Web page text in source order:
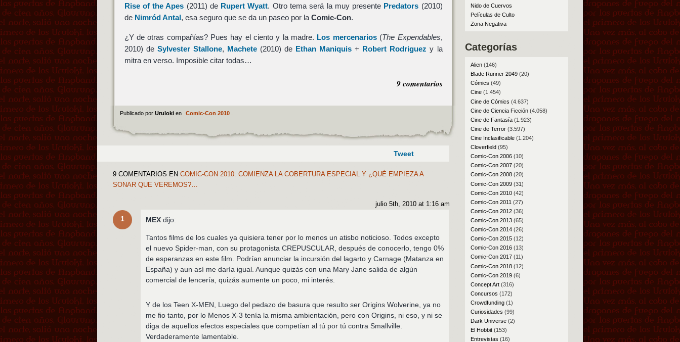
Rise of the Apes (2011) de Rupert Wyatt. Otro tema será la muy presente Predators (2010)
de Nimród Antal, esa seguro que se da un paseo por la Comic-Con.
¿Y de otras compañías? Pues hay el ciento y la madre. Los mercenarios(The Expendables,
2010) de Sylvester Stallone, Machete(2010) de Ethan Maniquis + Robert Rodriguez y la
mitra en verso. Imposible citar todas…
9 comentarios
Publicado por Uruloki en Comic-Con 2010.
Tweet
9 COMENTARIOS EN COMIC-CON 2010: COMIENZA LA COBERTURA ESPECIAL Y ¿QUÉ EMPIEZA A
SONAR QUE VEREMOS?…
1
julio 5th, 2010 at 1:16 am
MEX dijo:
Tantos films de los cuales ya quisiera tener por lo menos un atisbo noticioso. Todos excepto
el nuevo Spider-man, con su protagonista CREPUSCULAR, después de conocerlo, tengo 0%
de esperanzas en este film. Podrían anunciar la incursión del lagarto y Carnage (Matanza en
España) y aun así me daría igual. Aunque quizás con una Mary Jane salida de algún
comercial de lencería, quizás aumente un poco, mi interés.
Y de los Teen X-MEN, Luego del pedazo de basura que resulto ser Origins Wolverine, ya no
me fio tanto, por lo Menos X-3 tenía la misma ambientación, pero con Origins, ni eso, y ni se
diga de aquellos efectos especiales que competían al tú por tú contra Smallville.
Verdaderamente lamentable.
Nido de Cuervos
Películas de Culto
Zona Negativa
Categorías
Alien(146)
Blade Runner 2049(20)
Cómics (49)
Cine(1.454)
Cine de Cómics (4.637)
Cine de Ciencia Ficción(4.058)
Cine de Fantasía(1.923)
Cine de Terror(3.597)
Cine Inclasificable(1.204)
Cloverfield(95)
Comic-Con 2006(10)
Comic-Con 2007(20)
Comic-Con 2008(20)
Comic-Con 2009(31)
Comic-Con 2010(42)
Comic-Con 2011 (27)
Comic-Con 2012(36)
Comic-Con 2013(65)
Comic-Con 2014(26)
Comic-Con 2015(12)
Comic-Con 2016(13)
Comic-Con 2017(11)
Comic-Con 2018(12)
Comic-Con 2019(6)
Concept Art(316)
Concursos (172)
Crowdfunding(1)
Curiosidades (99)
Dark Universe(2)
El Hobbit(153)
Entrevistas (16)